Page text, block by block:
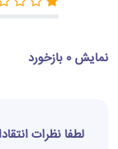
نمایش 0 بازخورد
لطفا نظرات